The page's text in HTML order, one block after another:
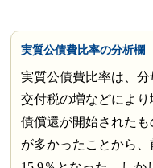
実質公債費比率の分析欄
実質公債費比率は、
交付税の増などによ
債償還が開始された
が多かったことから